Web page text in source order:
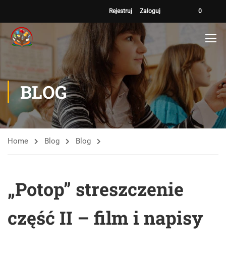
Rejestruj Zaloguj 0
BLOG
Home Blog Blog
„Potop” streszczenie
część II – film i napisy